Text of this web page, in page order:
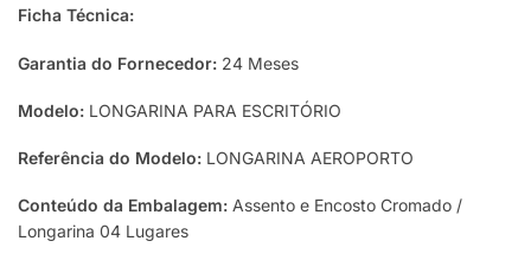
Ficha Técnica:
Garantia do Fornecedor: 24 Meses
Modelo: LONGARINA PARA ESCRITÓRIO
Referência do Modelo: LONGARINA AEROPORTO
Conteúdo da Embalagem: Assento e Encosto Cromado /
Longarina 04 Lugares